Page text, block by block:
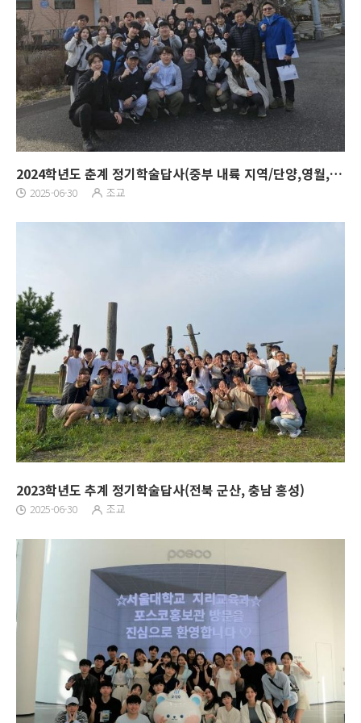
2024학년도 춘계 정기학술답사(중부 내륙 지역/단양,영월,충주)
2025-06-30 조교
2023학년도 추계 정기학술답사(전북 군산, 충남 홍성)
2025-06-30 조교